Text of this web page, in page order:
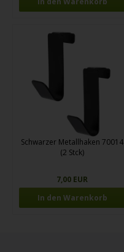
Schwarzer Metallhaken 70014
(2 Stck)
7,00 EUR